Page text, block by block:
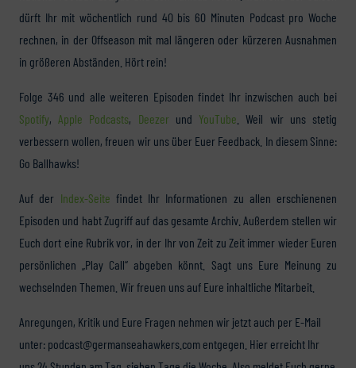
dürft Ihr mit wöchentlich rund 40 bis 60 Minuten Podcast pro Woche
rechnen, in der Offseason mit mal längeren oder kürzeren Ausnahmen
in größeren Abständen. Hört rein!
Folge 346 und alle weiteren Episoden findet Ihr inzwischen auch bei
Spotify,Apple Podcasts, Deezer und YouTube . Weil wir uns stetig
verbessern wollen, freuen wir uns über Euer Feedback. In diesem Sinne:
Go Ballhawks!
Auf der Index-Seite findet Ihr Informationen zu allen erschienenen
Episoden und habt Zugriff auf das gesamte Archiv. Außerdem stellen wir
Euch dort eine Rubrik vor, in der Ihr von Zeit zu Zeit immer wieder Euren
persönlichen „Play Call“ abgeben könnt. Sagt uns Eure Meinung zu
wechselnden Themen. Wir freuen uns auf Eure inhaltliche Mitarbeit.
Anregungen, Kritik und Eure Fragen nehmen wir jetzt auch per E-Mail
unter: podcast@germanseahawkers.com entgegen. Hier erreicht Ihr